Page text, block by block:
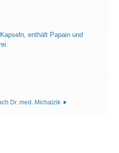
Dr. med. Michalzik